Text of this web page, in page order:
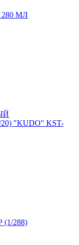
МЛ
"KUDO" KST-
288)